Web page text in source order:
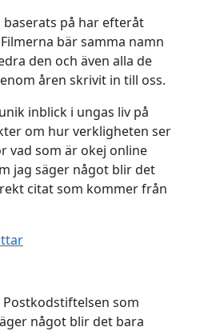
på har efteråt
bär samma namn
den och även alla de
åren skrivit in till oss.
inblick i ungas liv på
om hur verkligheten ser
vad som är okej online
jag säger något blir det
citat som kommer från
som
något blir det bara